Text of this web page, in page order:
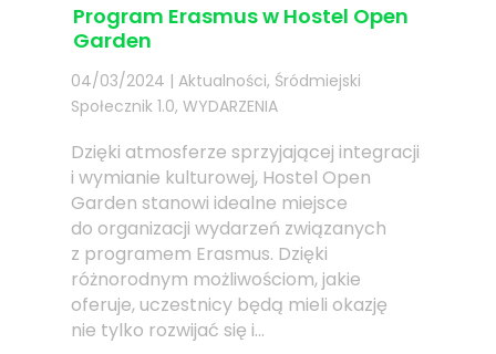
Program Erasmus w Hostel Open
Garden
04/03/2024 | Aktualności, Śródmiejski
Społecznik 1.0, WYDARZENIA
Dzięki atmosferze sprzyjającej integracji
i wymianie kulturowej, Hostel Open
Garden stanowi idealne miejsce
do organizacji wydarzeń związanych
z programem Erasmus. Dzięki
różnorodnym możliwościom, jakie
oferuje, uczestnicy będą mieli okazję
nie tylko rozwijać się i...